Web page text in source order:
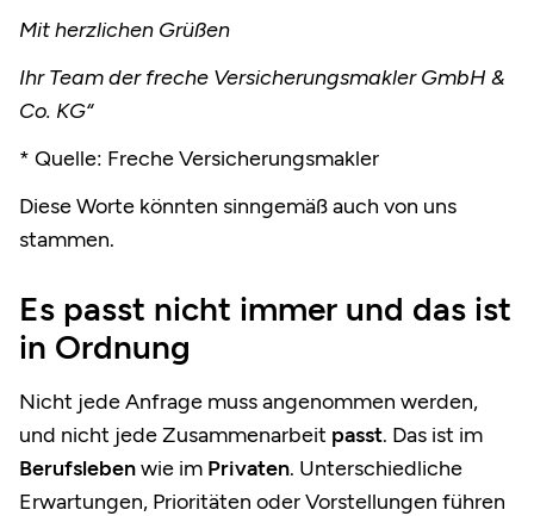
Mit herzlichen Grüßen
Ihr Team der freche Versicherungsmakler GmbH &
Co. KG“
* Quelle: Freche Versicherungsmakler
Diese Worte könnten sinngemäß auch von uns
stammen.
Es passt nicht immer und das ist
in Ordnung
Nicht jede Anfrage muss angenommen werden,
und nicht jede Zusammenarbeit passt. Das ist im
Berufslebenwie im Privaten. Unterschiedliche
Erwartungen, Prioritäten oder Vorstellungen führen